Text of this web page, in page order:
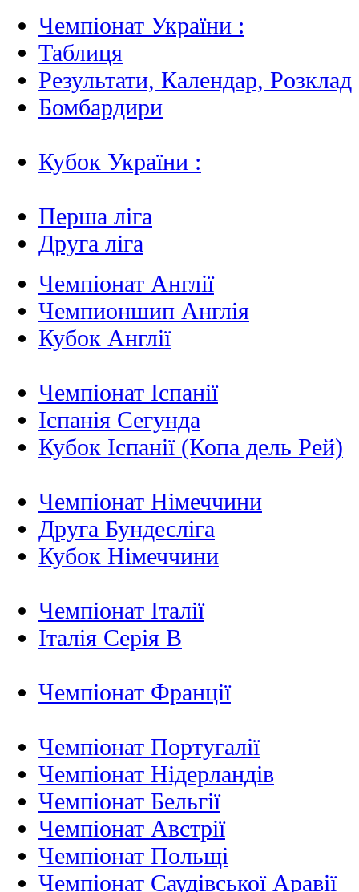
Чемпіонат України :
Таблиця
Результати, Календар, Poзклад
Бомбардири
Кубок України :
Перша ліга
Друга ліга
Чемпіонат Англії
Чемпионшип Англія
Кубок Англії
Чемпіонат Іспанії
Іспанія Сегунда
Кубок Іспанії (Копа дель Рей)
Чемпіонат Німеччини
Друга Бундесліга
Кубок Німеччини
Чемпіонат Італії
Італія Серія B
Чемпіонат Франції
Чемпіонат Португалії
Чемпіонат Нідерландiв
Чемпіонат Бельгії
Чемпіонат Австрії
Чемпіонат Польщі
Чемпіонат Саудівської Аравії